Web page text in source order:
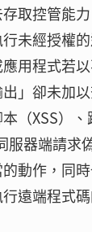
取控管能
未經授權
用程式若
」卻未加
（XSS）
服器端請
動作，同
遠端程式碼